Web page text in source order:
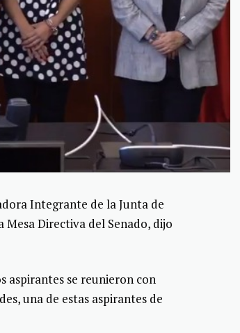
Integrante de la Junta de
Directiva del Senado, dijo
aspirantes se reunieron con
una de estas aspirantes de